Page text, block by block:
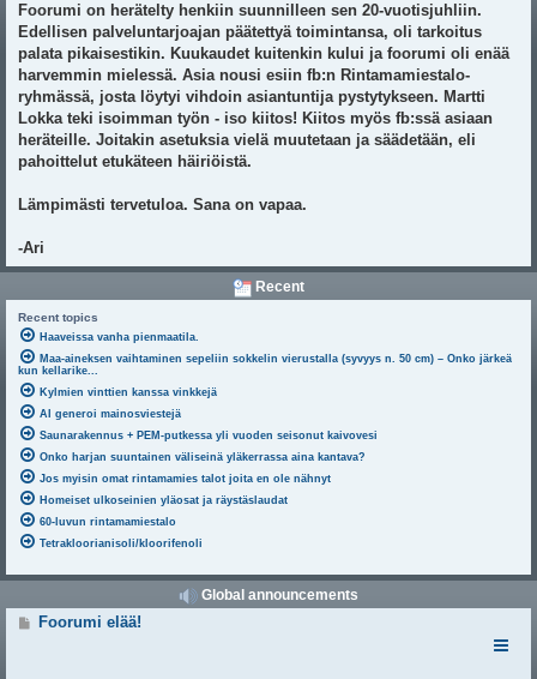
Foorumi on herätelty henkiin suunnilleen sen 20-vuotisjuhliin.
Edellisen palveluntarjoajan päätettyä toimintansa, oli tarkoitus
palata pikaisestikin. Kuukaudet kuitenkin kului ja foorumi oli enää
harvemmin mielessä. Asia nousi esiin fb:n Rintamamiestalo-
ryhmässä, josta löytyi vihdoin asiantuntija pystytykseen. Martti
Lokka teki isoimman työn - iso kiitos! Kiitos myös fb:ssä asiaan
heräteille. Joitakin asetuksia vielä muutetaan ja säädetään, eli
pahoittelut etukäteen häiriöistä.
Lämpimästi tervetuloa. Sana on vapaa.
-Ari
Recent
Recent topics
Haaveissa vanha pienmaatila.
Maa-aineksen vaihtaminen sepeliin sokkelin vierustalla (syvyys n. 50 cm) – Onko järkeä
kun kellarike...
Kylmien vinttien kanssa vinkkejä
AI generoi mainosviestejä
Saunarakennus + PEM-putkessa yli vuoden seisonut kaivovesi
Onko harjan suuntainen väliseinä yläkerrassa aina kantava?
Jos myisin omat rintamamies talot joita en ole nähnyt
Homeiset ulkoseinien yläosat ja räystäslaudat
60-luvun rintamamiestalo
Tetrakloorianisoli/kloorifenoli
Global announcements
VFoorumi elää!